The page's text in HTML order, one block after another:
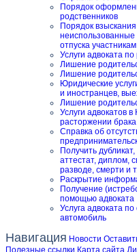
Порядок
родственников
Порядок
отпуска
Услуги адвоката
Лишение
Лишение
Юридические
и иностранцев,
Лишение
Услуги адвокатов
расторжении брака
Справка об
Получить
аттестат, диплом,
разводе, смерти и
Раскрытие
Получение
помощью адвоката
Услуга адвоката
автомобиль
Навигация Новости